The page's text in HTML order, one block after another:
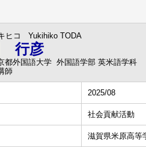
ヒコ Yukihiko TODA
行彦
都外国語大学 外国語学部 英米語学科
師
2025/08
社会貢献活動
滋賀県米原高等